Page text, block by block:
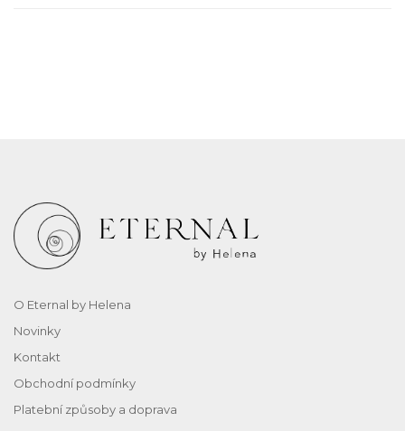
O Eternal by Helena
Novinky
Kontakt
Obchodní podmínky
Platební způsoby a doprava